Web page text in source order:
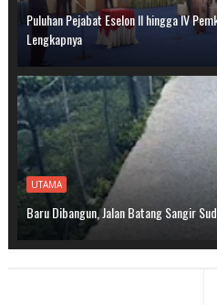
Puluhan Pejabat Eselon II hingga IV
Lengkapnya
UTAMA
Baru Dibangun, Jalan Batang Sangir